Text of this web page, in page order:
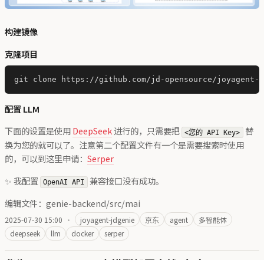
构建镜像
克隆项目
配置 LLM
下面的设置是使用DeepSeek进行的，只需要把 <您的 API Key> 替
换为您的就可以了。注意第二个配置文件有一个是需要搜索时使用
的，可以到这里申请： Serper
✨ 我配置 OpenAI API 兼容接口没有成功。
编辑文件：genie-backend/src/mai
2025-07-30 15:00 · joyagent-jdgenie 京东 agent
多智能体
deepseek
llm docker serper